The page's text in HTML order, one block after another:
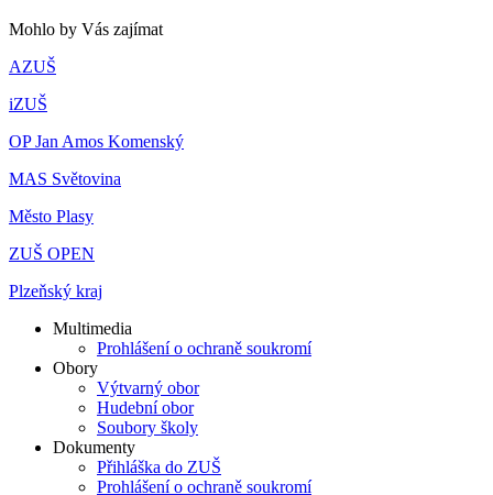
Mohlo by Vás zajímat
AZUŠ
iZUŠ
OP Jan Amos Komenský
MAS Světovina
Město Plasy
ZUŠ OPEN
Plzeňský kraj
Multimedia
Prohlášení o ochraně soukromí
Obory
Výtvarný obor
Hudební obor
Soubory školy
Dokumenty
Přihláška do ZUŠ
Prohlášení o ochraně soukromí